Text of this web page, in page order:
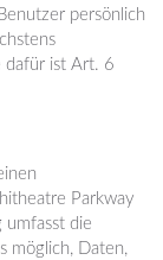
persönlich
dafür ist Art. 6
Parkway
die
möglich, Daten,